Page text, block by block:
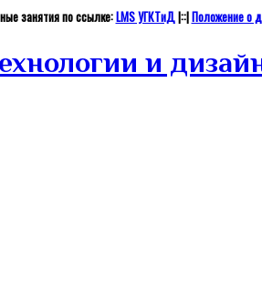
занятия по ссылке:LMS УГКТиД|::|Положение о
и